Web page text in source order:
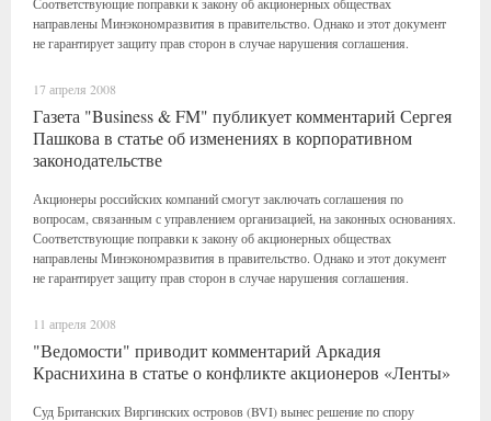
направлены Минэкономразвития в правительство. Однако и этот документ
не гарантирует защиту прав сторон в случае нарушения соглашения.
17 апреля 2008
Газета "Business & FM" публикует комментарий Сергея
Пашкова в статье об изменениях в корпоративном
законодательстве
Акционеры российских компаний смогут заключать соглашения по
вопросам, связанным с управлением организацией, на законных основаниях.
Соответствующие поправки к закону об акционерных обществах
направлены Минэкономразвития в правительство. Однако и этот документ
не гарантирует защиту прав сторон в случае нарушения соглашения.
11 апреля 2008
"Ведомости" приводит комментарий Аркадия
Краснихина в статье о конфликте акционеров «Ленты»
Суд Британских Виргинских островов (BVI) вынес решение по спору